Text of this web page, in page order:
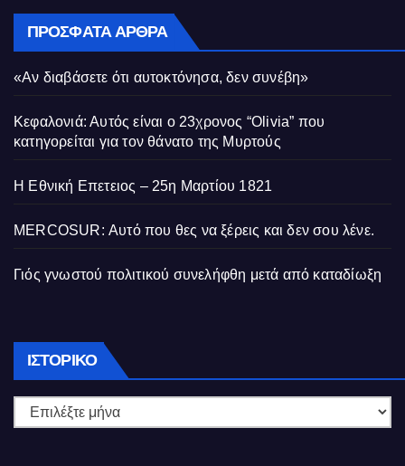
ΠΡΌΣΦΑΤΑ ΆΡΘΡΑ
«Αν διαβάσετε ότι αυτοκτόνησα, δεν συνέβη»
Κεφαλονιά: Αυτός είναι ο 23χρονος “Olivia” που
κατηγορείται για τον θάνατο της Μυρτούς
Η Εθνική Επετειος – 25η Μαρτίου 1821
MERCOSUR: Αυτό που θες να ξέρεις και δεν σου λένε.
Γιός γνωστού πολιτικού συνελήφθη μετά από καταδίωξη
ΙΣΤΟΡΙΚΌ Ιστορικό